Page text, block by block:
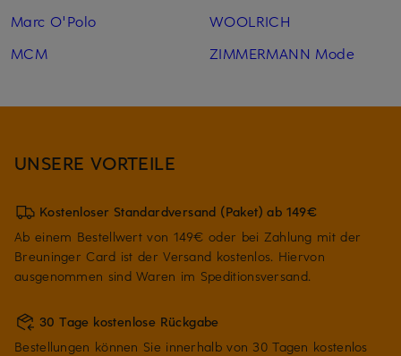
Marc O'Polo
MCM
WOOLRICH
ZIMMERMANN Mode
UNSERE VORTEILE
Kostenloser Standardversand (Paket) ab 149€
Ab einem Bestellwert von 149€ oder bei Zahlung mit der
Breuninger Card ist der Versand kostenlos. Hiervon
ausgenommen sind Waren im Speditionsversand.
30 Tage kostenlose Rückgabe
Bestellungen können Sie innerhalb von 30 Tagen kostenlos